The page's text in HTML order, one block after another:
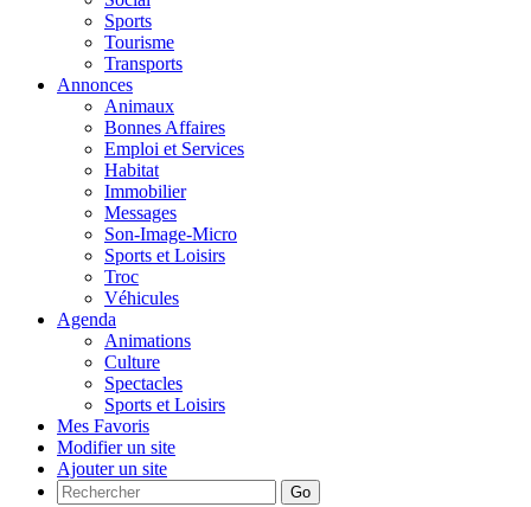
Sports
Tourisme
Transports
Annonces
Animaux
Bonnes Affaires
Emploi et Services
Habitat
Immobilier
Messages
Son-Image-Micro
Sports et Loisirs
Troc
Véhicules
Agenda
Animations
Culture
Spectacles
Sports et Loisirs
Mes Favoris
Modifier un site
Ajouter un site
Go